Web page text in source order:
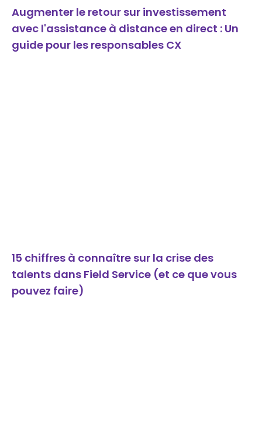
Augmenter le retour sur investissement
avec l'assistance à distance en direct : Un
guide pour les responsables CX
15 chiffres à connaître sur la crise des
talents dans Field Service (et ce que vous
pouvez faire)